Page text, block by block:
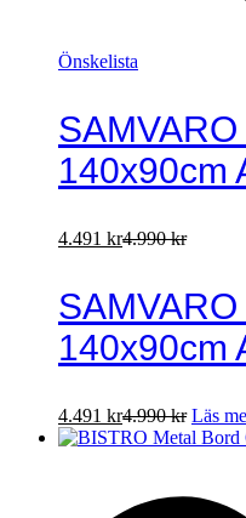
Önskelista
140x90cm
4.491 kr4.990kr
140x90cm
4.491 kr4.990kr Läs